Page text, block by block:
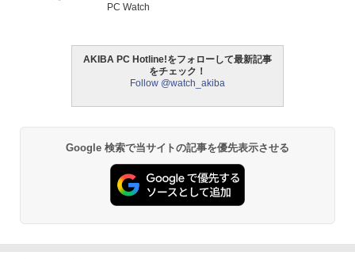
PC Watch
AKIBA PC Hotline!をフォローして最新記事
をチェック！
Follow @watch_akiba
Google 検索で当サイトの記事を優先表示させる